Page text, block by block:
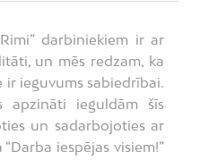
darbiniekiem ir ar
un mēs redzam, ka
ir ieguvums sabiedrībai.
apzināti ieguldām šīs
un sadarbojoties ar
iespējas visiem!”